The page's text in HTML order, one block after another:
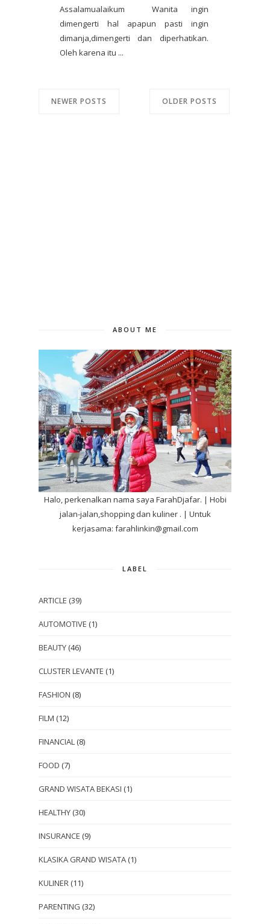
Assalamualaikum Wanita ingin
dimengerti hal apapun pasti ingin
dimanja,dimengerti dan diperhatikan.
Oleh karena itu ...
NEWER POSTS OLDER POSTS
ABOUT ME
Halo, perkenalkan nama saya FarahDjafar. | Hobi
jalan-jalan,shopping dan kuliner . | Untuk
kerjasama: farahlinkin@gmail.com
LABEL
ARTICLE (39)
AUTOMOTIVE (1)
BEAUTY (46)
CLUSTER LEVANTE (1)
FASHION (8)
FILM (12)
FINANCIAL (8)
FOOD (7)
GRAND WISATA BEKASI (1)
HEALTHY (30)
INSURANCE (9)
KLASIKA GRAND WISATA (1)
KULINER (11)
PARENTING (32)